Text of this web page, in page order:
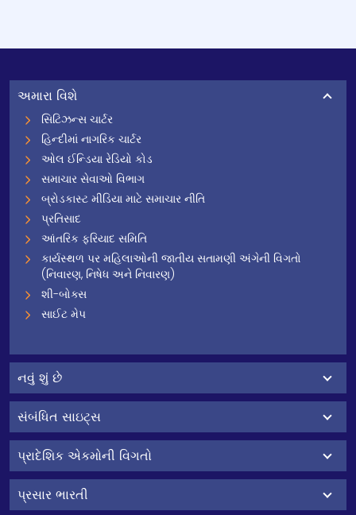
અમારા વિશે
સિટિઝન્સ ચાર્ટર
હિન્દીમાં નાગરિક ચાર્ટર
ઓલ ઈન્ડિયા રેડિયો કોડ
સમાચાર સેવાઓ વિભાગ
બ્રોડકાસ્ટ મીડિયા માટે સમાચાર નીતિ
પ્રતિસાદ
આંતરિક ફરિયાદ સમિતિ
કાર્યસ્થળ પર મહિલાઓની જાતીય સતામણી અંગેની વિગતો
(નિવારણ, નિષેધ અને નિવારણ)
શી-બોક્સ
સાઈટ મેપ
નવું શું છે
સંબંધિત સાઇટ્સ
પ્રાદેશિક એકમોની વિગતો
પ્રસાર ભારતી